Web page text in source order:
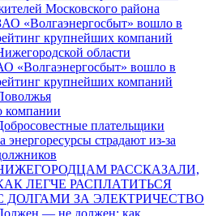
Московского района
«Волгаэнергосбыт» вошло в
крупнейших компаний
области
«Волгаэнергосбыт» вошло в
крупнейших компаний
плательщики
энергоресурсы страдают из-за
РАССКАЗАЛИ,
ЛЕГЧЕ РАСПЛАТИТЬСЯ
ДОЛГАМИ ЗА ЭЛЕКТРИЧЕСТВО